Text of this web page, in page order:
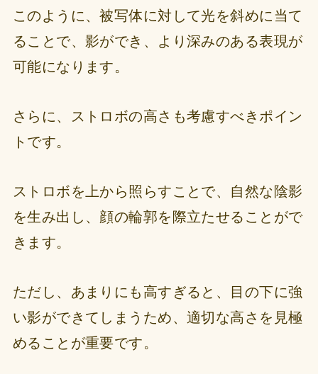
このように、被写体に対して光を斜めに当て
ることで、影ができ、より深みのある表現が
可能になります。
さらに、ストロボの高さも考慮すべきポイン
トです。
ストロボを上から照らすことで、自然な陰影
を生み出し、顔の輪郭を際立たせることがで
きます。
ただし、あまりにも高すぎると、目の下に強
い影ができてしまうため、適切な高さを見極
めることが重要です。